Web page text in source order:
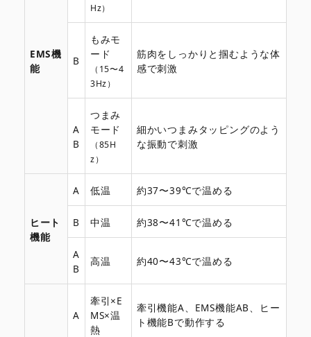
EMS機
能
Hz）
B
もみモ
ード
（15〜4
3Hz）
筋肉をしっかりと掴むような体
感で刺激
A
B
つまみ
モード
（85H
z）
細かいつまみタッピングのよう
な振動で刺激
ヒート
機能
A 低温 約37〜39℃で温める
B 中温 約38〜41℃で温める
A
B
高温 約40〜43℃で温める
A
牽引×E
MS×温
熱
牽引機能A、EMS機能AB、ヒー
ト機能Bで動作する